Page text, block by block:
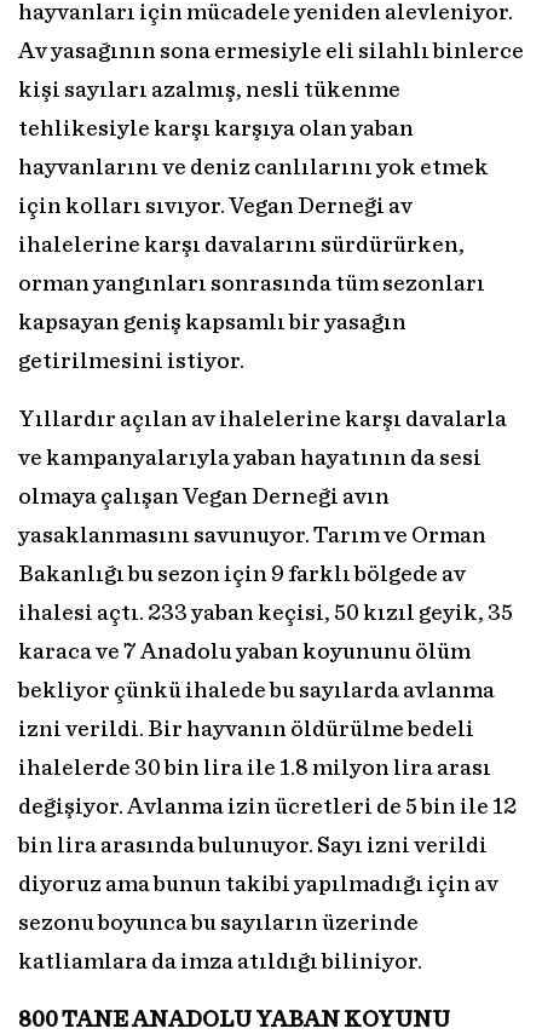
hayvanları için mücadele yeniden alevleniyor.
Av yasağının sona ermesiyle eli silahlı binlerce
kişi sayıları azalmış, nesli tükenme
tehlikesiyle karşı karşıya olan yaban
hayvanlarını ve deniz canlılarını yok etmek
için kolları sıvıyor. Vegan Derneği av
ihalelerine karşı davalarını sürdürürken,
orman yangınları sonrasında tüm sezonları
kapsayan geniş kapsamlı bir yasağın
getirilmesini istiyor.
Yıllardır açılan av ihalelerine karşı davalarla
ve kampanyalarıyla yaban hayatının da sesi
olmaya çalışan Vegan Derneği avın
yasaklanmasını savunuyor. Tarım ve Orman
Bakanlığı bu sezon için 9 farklı bölgede av
ihalesi açtı. 233 yaban keçisi, 50 kızıl geyik, 35
karaca ve 7 Anadolu yaban koyununu ölüm
bekliyor çünkü ihalede bu sayılarda avlanma
izni verildi. Bir hayvanın öldürülme bedeli
ihalelerde 30 bin lira ile 1.8 milyon lira arası
değişiyor. Avlanma izin ücretleri de 5 bin ile 12
bin lira arasında bulunuyor. Sayı izni verildi
diyoruz ama bunun takibi yapılmadığı için av
sezonu boyunca bu sayıların üzerinde
katliamlara da imza atıldığı biliniyor.
800 TANE ANADOLU YABAN KOYUNU